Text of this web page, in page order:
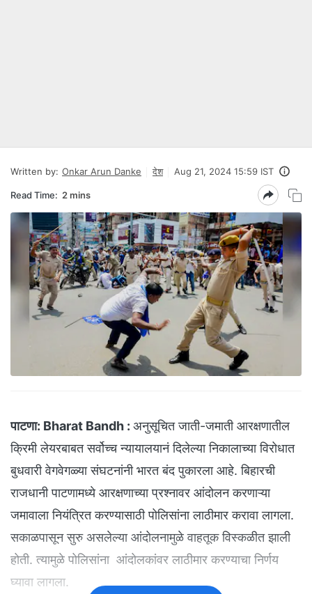
Written by: Onkar Arun Danke देश Aug 21, 2024 15:59 IST
Read Time: 2 mins
पाटणा: Bharat Bandh : अनुसूचित जाती-जमाती आरक्षणातील
क्रिमी लेयरबाबत सर्वोच्च न्यायालयानं दिलेल्या निकालाच्या विरोधात
बुधवारी वेगवेगळ्या संघटनांनी भारत बंद पुकारला आहे. बिहारची
राजधानी पाटणामध्ये आरक्षणाच्या प्रश्नावर आंदोलन करणाऱ्या
जमावाला नियंत्रित करण्यासाठी पोलिसांना लाठीमार करावा लागला.
सकाळपासून सुरु असलेल्या आंदोलनामुळे वाहतूक विस्कळीत झाली
होती. त्यामुळे पोलिसांना आंदोलकांवर लाठीमार करण्याचा निर्णय
घ्यावा लागला.